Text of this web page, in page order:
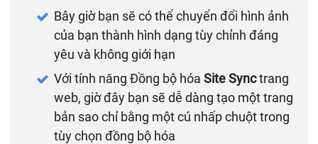
Bây giờ bạn sẽ có thể chuyển đổi hình ảnh
của bạn thành hình dạng tùy chỉnh đáng
yêu và không giới hạn
Với tính năng Đồng bộ hóa Site Synctrang
web, giờ đây bạn sẽ dễ dàng tạo một trang
bản sao chỉ bằng một cú nhấp chuột trong
tùy chọn đồng bộ hóa